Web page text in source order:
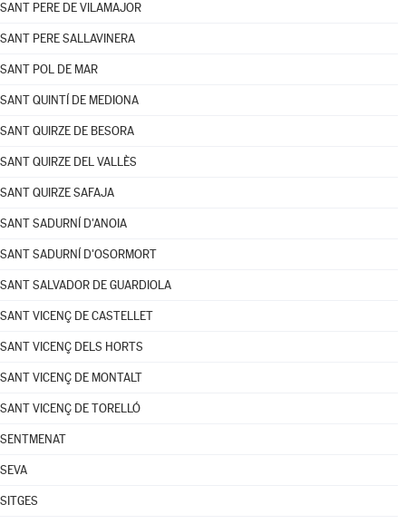
SANT PERE DE VILAMAJOR
SANT PERE SALLAVINERA
SANT POL DE MAR
SANT QUINTÍ DE MEDIONA
SANT QUIRZE DE BESORA
SANT QUIRZE DEL VALLÈS
SANT QUIRZE SAFAJA
SANT SADURNÍ D'ANOIA
SANT SADURNÍ D'OSORMORT
SANT SALVADOR DE GUARDIOLA
SANT VICENÇ DE CASTELLET
SANT VICENÇ DELS HORTS
SANT VICENÇ DE MONTALT
SANT VICENÇ DE TORELLÓ
SENTMENAT
SEVA
SITGES